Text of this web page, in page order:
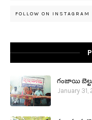
FOLLOW ON INSTAGRAM
గంజాయి
January 31,